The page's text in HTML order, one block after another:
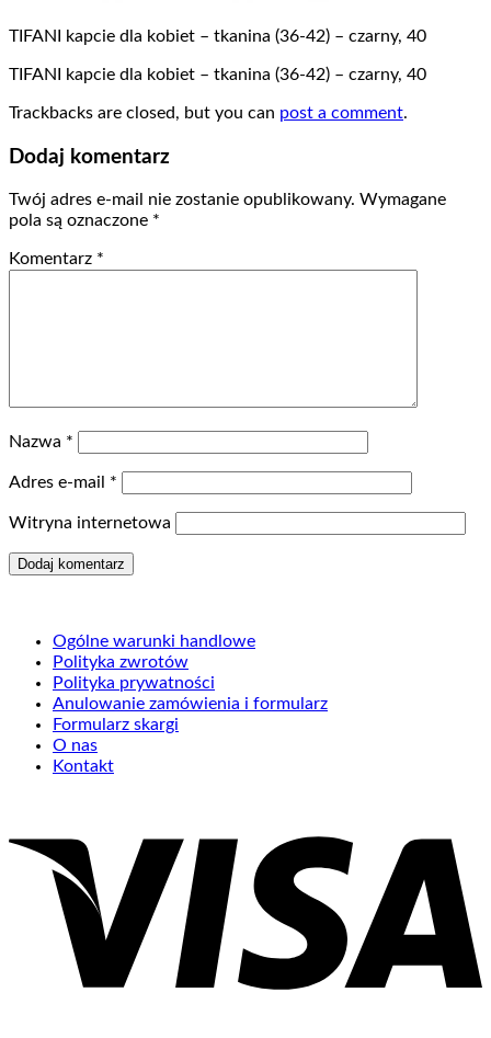
TIFANI kapcie dla kobiet – tkanina (36-42) – czarny, 40
TIFANI kapcie dla kobiet – tkanina (36-42) – czarny, 40
Trackbacks are closed, but you can post a comment.
Dodaj komentarz
Twój adres e-mail nie zostanie opublikowany. Wymagane
pola są oznaczone *
Komentarz *
Nazwa *
Adres e-mail *
Witryna internetowa
Ogólne warunki handlowe
Polityka zwrotów
Polityka prywatności
Anulowanie zamówienia i formularz
Formularz skargi
O nas
Kontakt